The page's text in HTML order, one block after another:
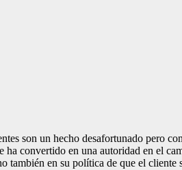
son un hecho desafortunado pero
ha convertido en una autoridad en el
también en su política de que el